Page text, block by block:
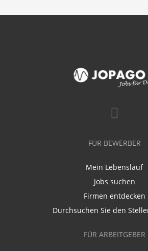
FÜR BEWERBER
Mein Lebenslauf
Jobs suchen
Firmen entdecken
Durchsuchen Sie den
FÜR ARBEITGEBER